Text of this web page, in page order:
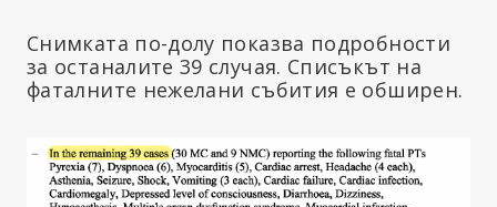
Снимката по-долу показва подробности
за останалите 39 случая. Списъкът на
фаталните нежелани събития е обширен.